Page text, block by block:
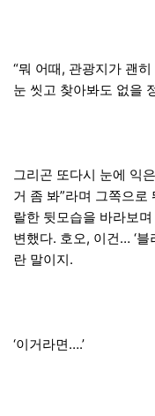
“뭐 어때, 관광지가 괜
눈 씻고 찾아봐도 없을
그리곤 또다시 눈에 익
거 좀 봐”라며 그쪽으
랄한 뒷모습을 바라보
변했다. 호오, 이건… ‘블
란 말이지.
‘이거라면….’